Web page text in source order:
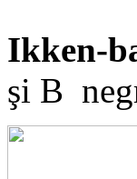
Ikken-
şi B